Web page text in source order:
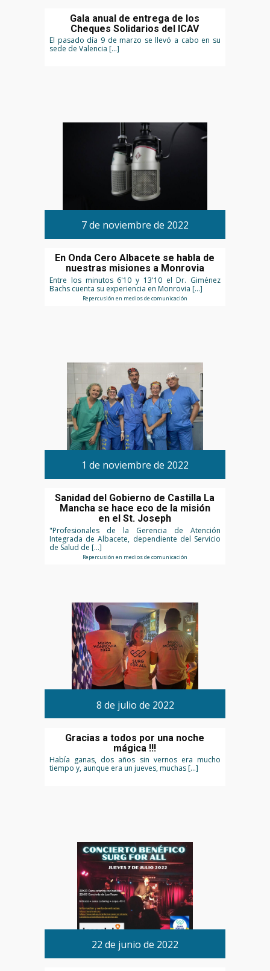
Gala anual de entrega de los
Cheques Solidarios del ICAV
El pasado día 9 de marzo se llevó a cabo en su
sede de Valencia […]
7 de noviembre de 2022
En Onda Cero Albacete se habla de
nuestras misiones a Monrovia
Entre los minutos 6'10 y 13'10 el Dr. Giménez
Bachs cuenta su experiencia en Monrovia […]
Repercusión en medios de comunicación
1 de noviembre de 2022
Sanidad del Gobierno de Castilla La
Mancha se hace eco de la misión
en el St. Joseph
"Profesionales de la Gerencia de Atención
Integrada de Albacete, dependiente del Servicio
de Salud de […]
Repercusión en medios de comunicación
8 de julio de 2022
Gracias a todos por una noche
mágica !!!
Había ganas, dos años sin vernos era mucho
tiempo y, aunque era un jueves, muchas […]
22 de junio de 2022